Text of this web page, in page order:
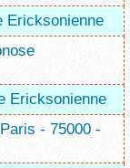
Ericksonienne
Ericksonienne
- 75000 -